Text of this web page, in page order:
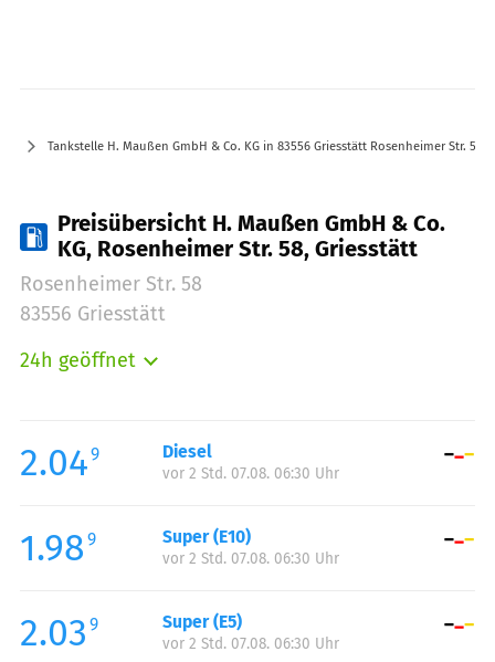
Tankstelle H. Maußen GmbH & Co. KG in 83556 Griesstätt Rosenheimer Str. 58
Preisübersicht H. Maußen GmbH & Co.
KG, Rosenheimer Str. 58, Griesstätt
Rosenheimer Str. 58
83556 Griesstätt
24h geöffnet
Mittwoch:
00:00-24:00
Donnerstag:
Samstag:
00:00-24:00
Sonntag:
2.049 Diesel
vor 2 Std. 07.08. 06:30 Uhr
1.98 9 Super (E10)
vor 2 Std. 07.08. 06:30 Uhr
2.03 9 Super (E5)
vor 2 Std. 07.08. 06:30 Uhr